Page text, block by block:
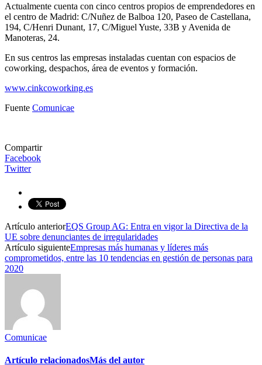
Actualmente cuenta con cinco centros propios de emprendedores en
el centro de Madrid: C/Nuñez de Balboa 120, Paseo de Castellana,
194, C/Henri Dunant, 17, C/Miguel Yuste, 33B y Avenida de
Manoteras, 24.
En sus centros las empresas instaladas cuentan con espacios de
coworking, despachos, área de eventos y formación.
www.cinkcoworking.es
Fuente Comunicae
Compartir
Facebook
Twitter
Artículo anteriorEQS Group AG: Entra en vigor la Directiva de la
UE sobre denunciantes de irregularidades
Artículo siguienteEmpresas más humanas y líderes más
comprometidos, entre las 10 tendencias en gestión de personas para
2020
Comunicae
Artículo relacionadosMás del autor